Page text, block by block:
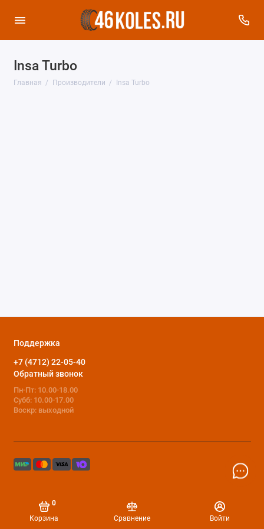
Корзина
0
Сравнение
Войти
Insa Turbo
Главная Производители Insa Turbo
Поддержка
+7 (4712) 22-05-40
Обратный звонок
Пн-Пт: 10.00-18.00
Субб: 10.00-17.00
Воскр: выходной